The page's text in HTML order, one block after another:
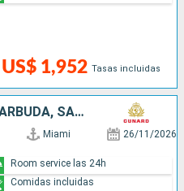
US$ 1,952 Tasas incluidas
PUERTO RICO, ANTIGUA Y BARBUDA, SANTA LUCIA, BARBADOS, SAN MARTÍN, ISLAS CAIMÁN, JAMAICA, MÉXICO, HONDURAS, ESTADOS UNIDOS
Miami 26/11/2026
Room service las 24h
Comidas incluidas